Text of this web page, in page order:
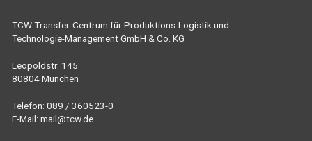
TCW Transfer-Centrum für Produktions-Logistik und
Technologie-Management GmbH & Co. KG
Leopoldstr. 145
80804 München
Telefon: 089 / 360523-0
E-Mail: mail@tcw.de